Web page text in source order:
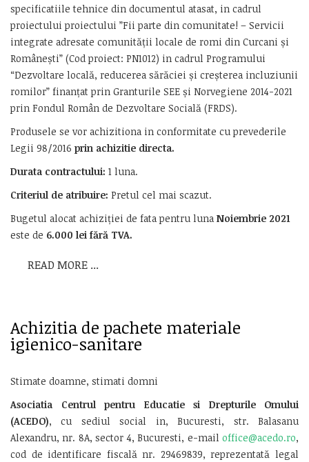
specificatiile tehnice din documentul atasat, in cadrul
proiectului proiectului ”Fii parte din comunitate! – Servicii
integrate adresate comunității locale de romi din Curcani și
Românești” (Cod proiect: PN1012) in cadrul Programului
“Dezvoltare locală, reducerea sărăciei și creșterea incluziunii
romilor” finanțat prin Granturile SEE și Norvegiene 2014-2021
prin Fondul Român de Dezvoltare Socială (FRDS).
Produsele se vor achizitiona in conformitate cu prevederile
Legii 98/2016 prin achizitie directa.
Durata contractului: 1 luna.
Criteriul de atribuire: Pretul cel mai scazut.
Bugetul alocat achiziției de fata pentru luna Noiembrie 2021
este de 6.000 lei fără TVA.
READ MORE ...
Achizitia de pachete materiale
igienico-sanitare
Stimate doamne, stimati domni
Asociatia Centrul pentru Educatie si Drepturile Omului
(ACEDO), cu sediul social in, Bucuresti, str. Balasanu
Alexandru, nr. 8A, sector 4, Bucuresti, e-mail office@acedo.ro,
cod de identificare fiscală nr. 29469839, reprezentată legal